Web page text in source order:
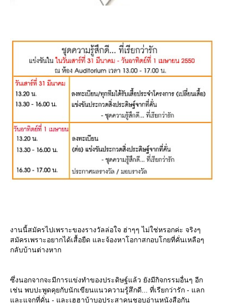
งานนี้สมัครไปเพราะของรางวัลล่อใจ ฮ่าๆๆ ไม่ใช่หรอกค่ะ จริงๆ
สมัครเพราะอยากได้เสื้อยืด และจ้องหาโอกาสกอบโกยที่คั่นเหลือๆ
กลับบ้านต่างหาก
ซึ่งนอกจากจะมีการแข่งทำของประดิษฐ์แล้ว ยังมีกิจกรรมอื่นๆ อีก
เช่น พบปะพูดคุยกับนักเขียนแนวความรู้สึกดี... ที่เรียกว่ารัก - แลก
ละแจกที่คั่น - และเฮฮาบ้าบอประสาคนชอบอ่านหนังสือกัน